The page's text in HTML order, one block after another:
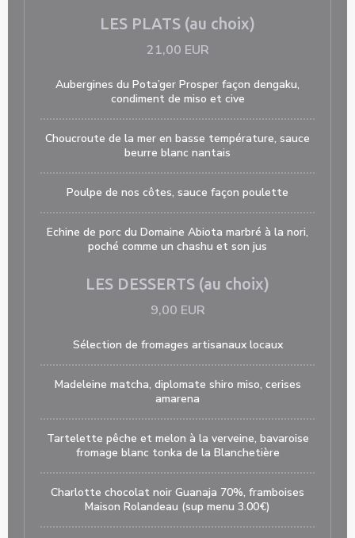
LES PLATS (au choix)
21,00 EUR
Aubergines du Pota’ger Prosper façon dengaku,
condiment de miso et cive
Choucroute de la mer en basse température, sauce
beurre blanc nantais
Poulpe de nos côtes, sauce façon poulette
Echine de porc du Domaine Abiota marbré à la nori,
poché comme un chashu et son jus
LES DESSERTS (au choix)
9,00 EUR
Sélection de fromages artisanaux locaux
Madeleine matcha, diplomate shiro miso, cerises
amarena
Tartelette pêche et melon à la verveine, bavaroise
fromage blanc tonka de la Blanchetière
Charlotte chocolat noir Guanaja 70%, framboises
Maison Rolandeau (sup menu 3.00€)